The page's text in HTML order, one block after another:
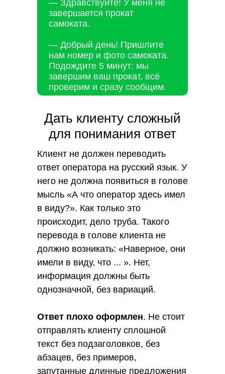
— Здравствуйте! У меня не
завершается прокат
самоката.
— Добрый день! Пришлите
нам номер и фото самоката.
Подождите 5 минут: мы
завершим ваш прокат, всё
проверим и сразу сообщим.
Дать клиенту сложный
для понимания ответ
Клиент не должен переводить
ответ оператора на русский язык. У
него не должна появиться в голове
мысль «А что оператор здесь имел
в виду?». Как только это
происходит, дело труба. Такого
перевода в голове клиента не
должно возникать: «Наверное, они
имели в виду, что ... ». Нет,
информация должны быть
однозначной, без вариаций.
Ответ плохо оформлен. Не стоит
отправлять клиенту сплошной
текст без подзаголовков, без
абзацев, без примеров,
запутанные длинные предложения